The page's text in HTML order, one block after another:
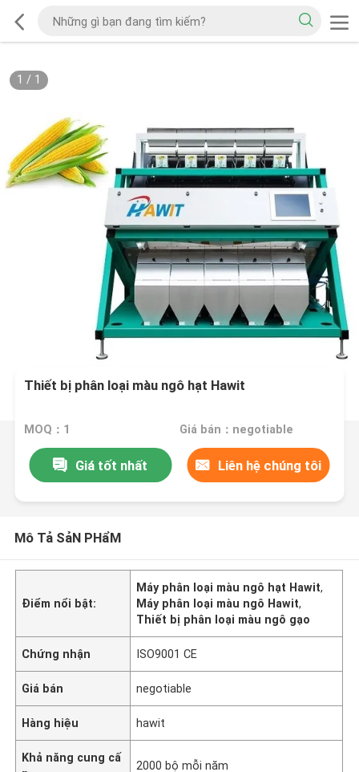
1 / 1
Thiết bị phân loại màu ngô hạt Hawit
MOQ：1 Giá bán：negotiable
Giá tốt nhất Liên hệ chúng tôi
Mô Tả SảN PHẩM
Điểm nổi bật:
Máy phân loại màu ngô hạt Hawit,
Máy phân loại màu ngô Hawit,
Thiết bị phân loại màu ngô gạo
Chứng nhận ISO9001 CE
Giá bán negotiable
Hàng hiệu hawit
Khả năng cung cấ
2000 bộ mỗi năm